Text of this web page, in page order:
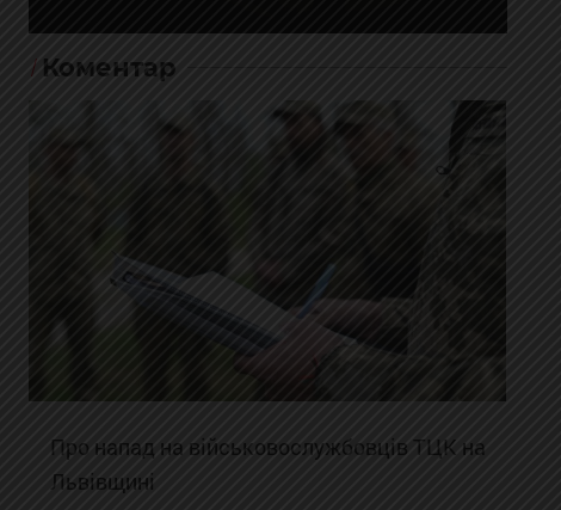
Коментар
Про напад на військовослужбовців ТЦК на
Львівщині